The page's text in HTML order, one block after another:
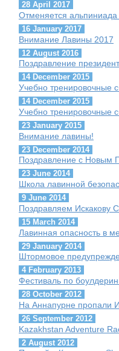
28 April 2017
Отменяется
16 January 2017
Внимание Лавины 2017
12 August 2016
Поздравление
14 December 2015
Учебно тренировочные
14 December 2015
Учебно тренировочные
23 January 2015
Внимание лавины!
23 December 2014
Поздравление с Новым
23 June 2014
Школа лавинной
9 June 2014
Поздравляем Искакову
15 March 2014
Лавинная опасность в
29 January 2014
Штормовое
4 February 2013
Фестиваль по
28 October 2012
На Аннапурне пропали
26 September 2012
Kazakhstan Adventure
2 August 2012